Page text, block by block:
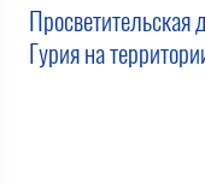
Просветительская
Гурия на